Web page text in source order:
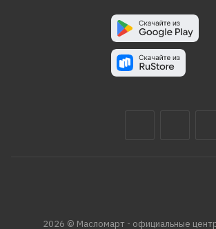
2026 © Масломарт - официальные